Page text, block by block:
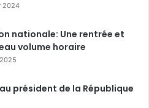
2024
nationale: Une rentrée et
volume horaire
président de la République